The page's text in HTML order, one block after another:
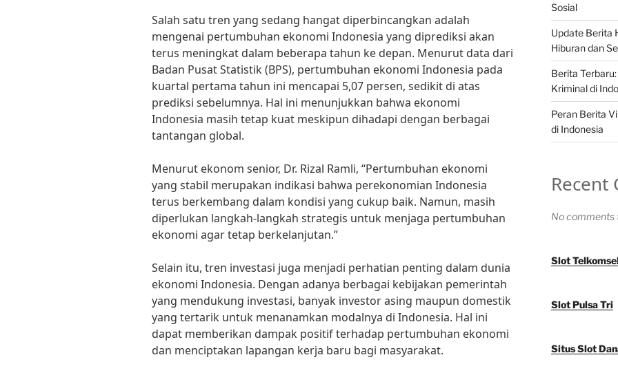
Salah satu tren yang sedang hangat diperbincangkan adalah
mengenai pertumbuhan ekonomi Indonesia yang diprediksi akan
terus meningkat dalam beberapa tahun ke depan. Menurut data dari
Badan Pusat Statistik (BPS), pertumbuhan ekonomi Indonesia pada
kuartal pertama tahun ini mencapai 5,07 persen, sedikit di atas
prediksi sebelumnya. Hal ini menunjukkan bahwa ekonomi
Indonesia masih tetap kuat meskipun dihadapi dengan berbagai
tantangan global.
Menurut ekonom senior, Dr. Rizal Ramli, “Pertumbuhan ekonomi
yang stabil merupakan indikasi bahwa perekonomian Indonesia
terus berkembang dalam kondisi yang cukup baik. Namun, masih
diperlukan langkah-langkah strategis untuk menjaga pertumbuhan
ekonomi agar tetap berkelanjutan.”
Selain itu, tren investasi juga menjadi perhatian penting dalam dunia
ekonomi Indonesia. Dengan adanya berbagai kebijakan pemerintah
yang mendukung investasi, banyak investor asing maupun domestik
yang tertarik untuk menanamkan modalnya di Indonesia. Hal ini
dapat memberikan dampak positif terhadap pertumbuhan ekonomi
dan menciptakan lapangan kerja baru bagi masyarakat.
Sosial
Update Berita
Hiburan dan
Berita
Kriminal di
Peran Berita
di Indonesia
Recent
No comments
Slot
Slot Pulsa Tri
Situs Slot